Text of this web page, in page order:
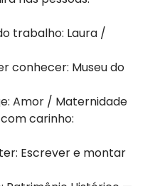
trabalho: Laura /
conhecer: Museu do
Amor / Maternidade
carinho:
Escrever e montar